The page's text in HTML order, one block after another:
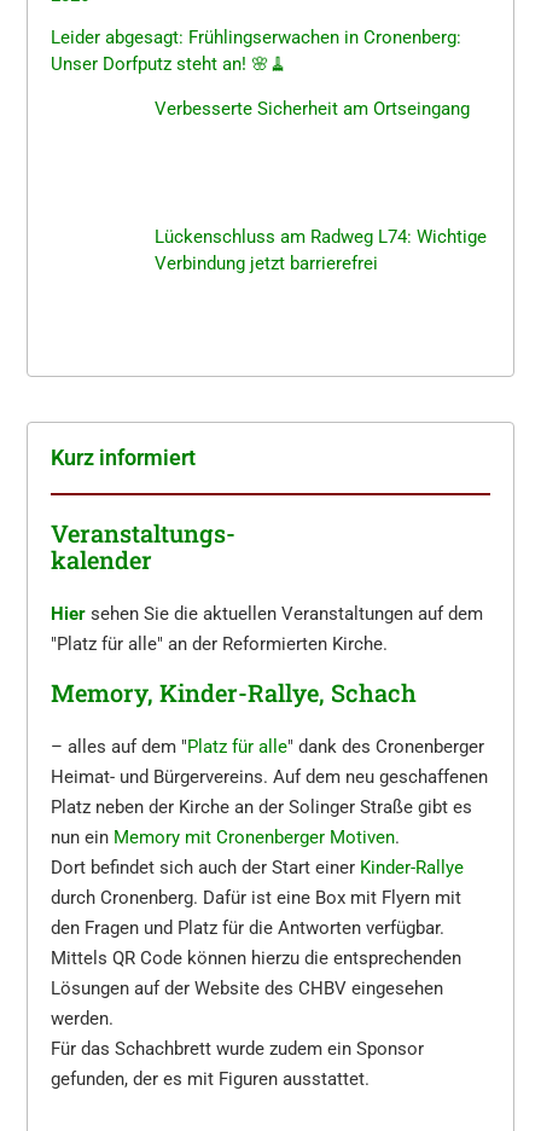
Leider abgesagt: Frühlings­er­wa­chen in Cronen­berg:
Unser Dorfputz steht an! 🌸🧹
Verbes­ser­te Sicher­heit am Ortseingang
Lücken­schluss am Radweg L74: Wichti­ge
Verbin­dung jetzt barrierefrei
Kurz infor­miert
Veranstaltungs-
kalender
Hier sehen Sie die aktuellen Veranstaltungen auf dem
"Platz für alle" an der Reformierten Kirche.
Memory, Kinder-Rallye, Schach
– alles auf dem "Platz für alle" dank des Cronenberger
Heimat- und Bürgervereins. Auf dem neu geschaffenen
Platz neben der Kirche an der Solinger Straße gibt es
nun ein Memory mit Cronenberger Motiven.
Dort befindet sich auch der Start einer Kinder-Rallye
durch Cronenberg. Dafür ist eine Box mit Flyern mit
den Fragen und Platz für die Antworten verfügbar.
Mittels QR Code können hierzu die entsprechenden
Lösungen auf der Website des CHBV eingesehen
werden.
Für das Schachbrett wurde zudem ein Sponsor
gefunden, der es mit Figuren ausstattet.